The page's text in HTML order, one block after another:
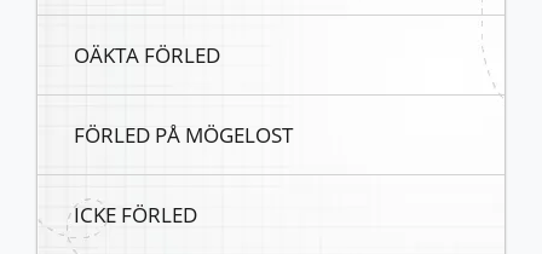
OÄKTA FÖRLED
FÖRLED PÅ MÖGELOST
ICKE FÖRLED